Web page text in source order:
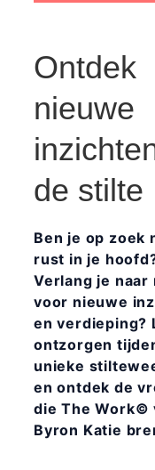
Ontdek
nieuwe
de stilte
Ben je op zoek
rust in je
Verlang je naar
voor nieuwe
en verdieping?
ontzorgen
unieke
en ontdek de
die The Work©
Byron Katie